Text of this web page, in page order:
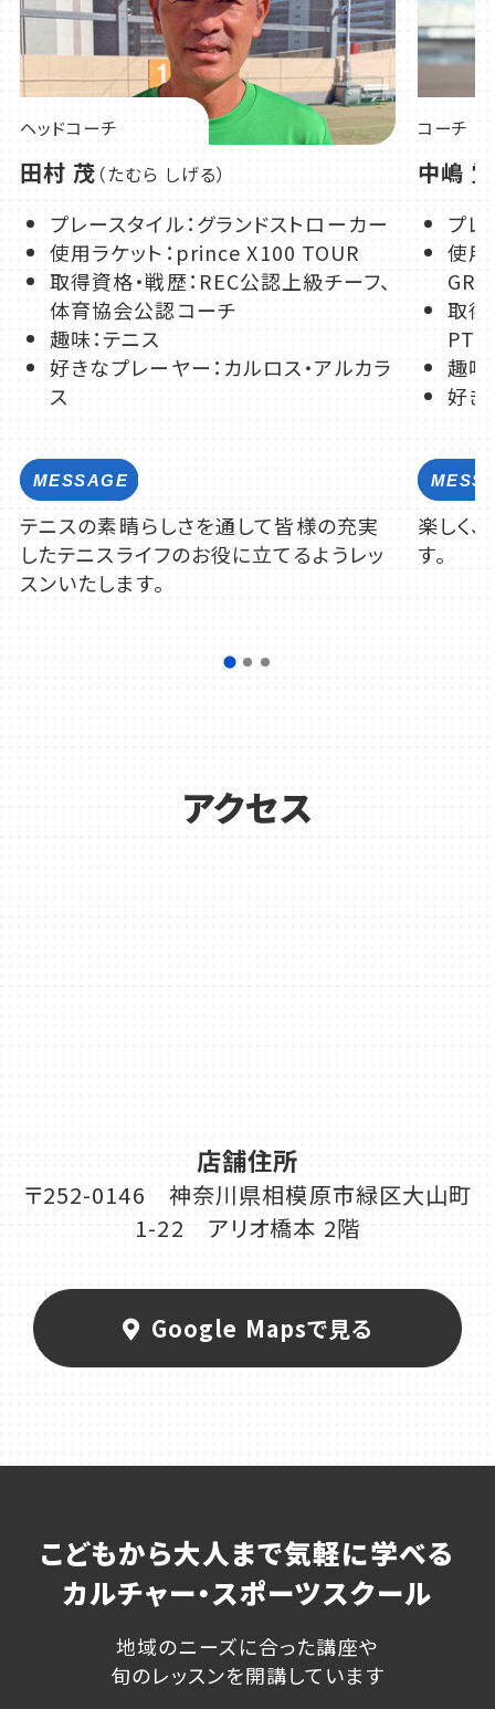
ヘッドコーチ
田村 茂 （たむら しげる）
プレースタイル：グランドストローカー
使用ラケット：prince X100 TOUR
取得資格・戦歴：REC公認上級チーフ、
体育協会公認コーチ
趣味：テニス
好きなプレーヤー：カルロス・アルカラ
ス
テニスの素晴らしさを通して皆様の充実
したテニスライフのお役に立てるようレッ
スンいたします。
コーチ
中嶋 覚
プレ
使用
取得
PTR
趣味
好き
楽しく
す。
アクセス
店舗住所
〒252-0146 神奈川県相模原市緑区大山町
1-22 アリオ橋本 2階
Google Mapsで見る
こどもから大人まで気軽に学べる
カルチャー・スポーツスクール
地域のニーズに合った講座や
旬のレッスンを開講しています